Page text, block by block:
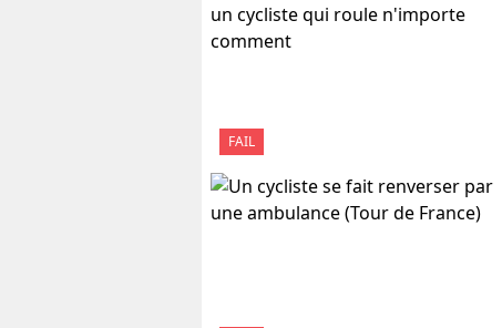
FAIL